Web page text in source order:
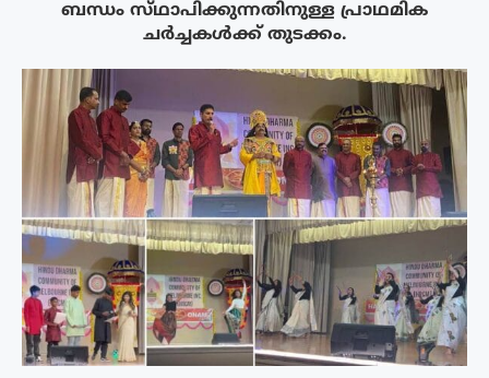
ബന്ധം സ്‌ഥാപിക്കുന്നതിനുള്ള പ്രാഥമിക
ചർച്ചകൾക്ക് തുടക്കം.